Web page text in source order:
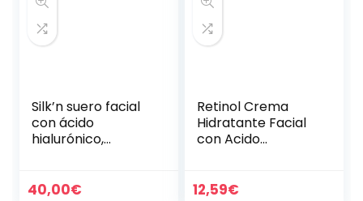
Silk’n suero facial
con ácido
hialurónico,
40,00€
Retinol Crema
Hidratante Facial
con Acido
para Arrugas y
12,59€